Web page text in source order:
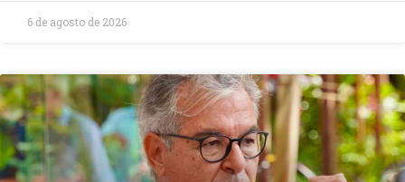
6 de agosto de 2026